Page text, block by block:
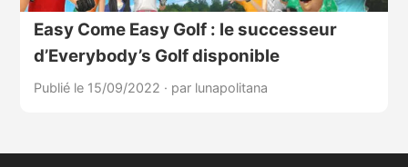
Easy Come Easy Golf : le successeur
d’Everybody’s Golf disponible
Publié le 15/09/2022 · par lunapolitana